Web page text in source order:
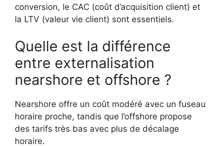
conversion, le CAC (coût d’acquisition client) et
la LTV (valeur vie client) sont essentiels.
Quelle est la différence
entre externalisation
nearshore et offshore ?
Nearshore offre un coût modéré avec un fuseau
horaire proche, tandis que l’offshore propose
des tarifs très bas avec plus de décalage
horaire.